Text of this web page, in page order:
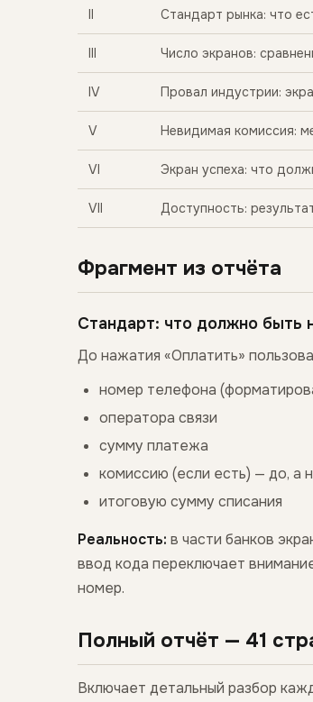
II Стандарт рынка: что
III Число экранов:
IV Провал индустрии:
V Невидимая комиссия:
VI Экран успеха: что
VII Доступность:
Фрагмент из отчёта
Стандарт: что должно быть
До нажатия «Оплатить»
номер телефона
оператора связи
сумму платежа
комиссию (если есть) — до, а
итоговую сумму списания
Реальность: в части банков
ввод кода переключает
номер.
Полный отчёт — 41
Включает детальный разбор